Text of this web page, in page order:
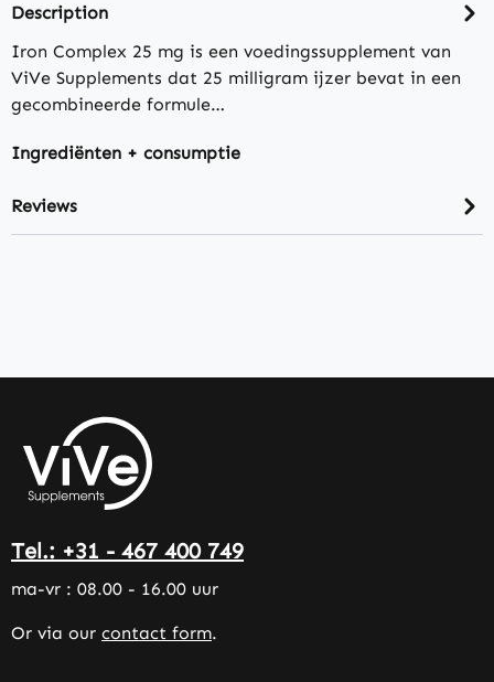
Description
Iron Complex 25 mg is een voedingssupplement van
ViVe Supplements dat 25 milligram ijzer bevat in een
gecombineerde formule…
Ingrediënten + consumptie
Reviews
Tel.: +31 - 467 400 749
ma-vr : 08.00 - 16.00 uur
Or via our contact form.